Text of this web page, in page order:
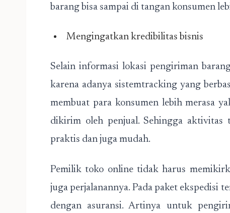
barang bisa sampai di tangan konsumen
Mengingatkan kredibilitas bisnis
Selain informasi lokasi pengiriman
karena adanya sistemtracking yang
membuat para konsumen lebih merasa
dikirim oleh penjual. Sehingga aktivitas
praktis dan juga mudah.
Pemilik toko online tidak harus
juga perjalanannya. Pada paket ekspedisi
dengan asuransi. Artinya untuk